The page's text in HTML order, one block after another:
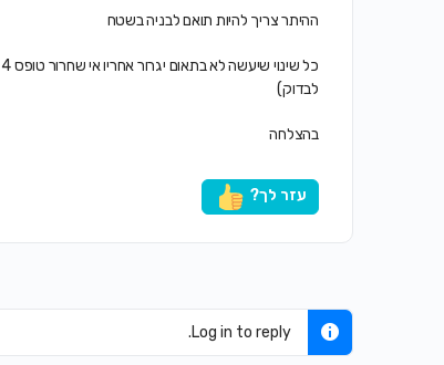
ההיתר צריך להיות תואם לבניה בשטח
לבדוק)
בהצלחה
עזר לך?
Log in to reply.